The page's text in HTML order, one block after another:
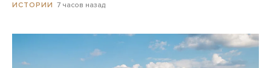
ИСТОРИИ 7 часов назад